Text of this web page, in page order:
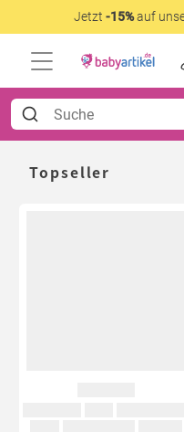
Jetzt -15%auf
Topseller